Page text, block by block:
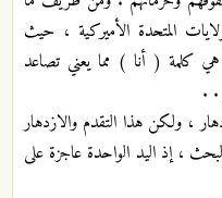
المتحدة الأميركية ، حيث
هي كلمة ( أنا ) مما يعني تصاعد
. .
، ولكن هذا التقدم والازدهار
، إذ اليد الواحدة عاجزة على